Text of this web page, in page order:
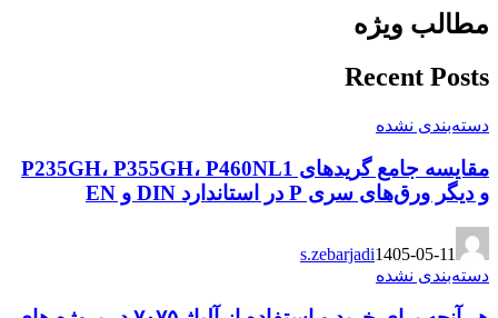
مطالب ویژه
Recent Posts
دسته‌بندی نشده
مقایسه جامع گریدهای P235GH، P355GH، P460NL1
و دیگر ورق‌های سری P در استاندارد DIN و EN
s.zebarjadi1405-05-11
دسته‌بندی نشده